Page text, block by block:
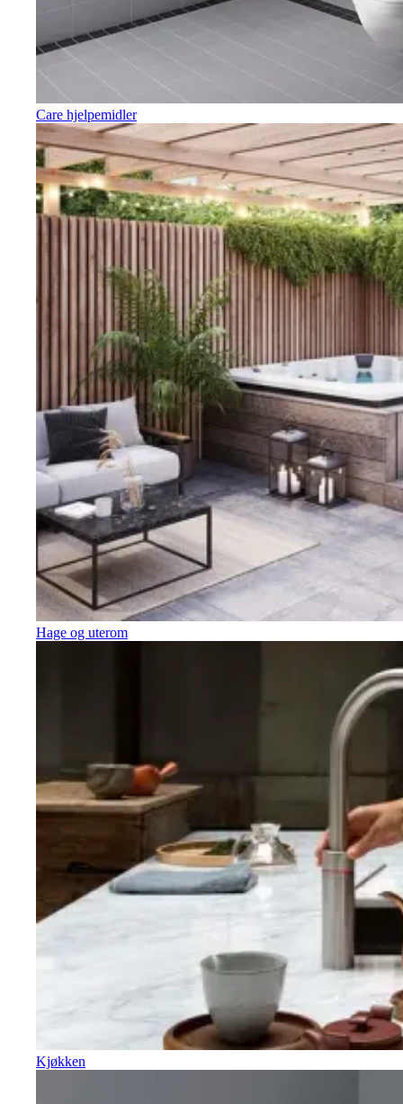
Care hjelpemidler
Hage og uterom
Kjøkken